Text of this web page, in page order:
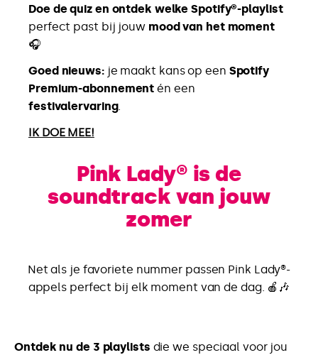
Doe de quiz en ontdek welke Spotify®-playlist
perfect past bij jouw mood van het moment
🎧
Goed nieuws:je maakt kans op een Spotify
Premium-abonnement én een
festivalervaring.
IK DOE MEE!
Pink Lady® is de
soundtrack van jouw
zomer
Net als je favoriete nummer passen Pink Lady®-
appels perfect bij elk moment van de dag. 🍎🎶
Ontdek nu de 3 playlists die we speciaal voor jou